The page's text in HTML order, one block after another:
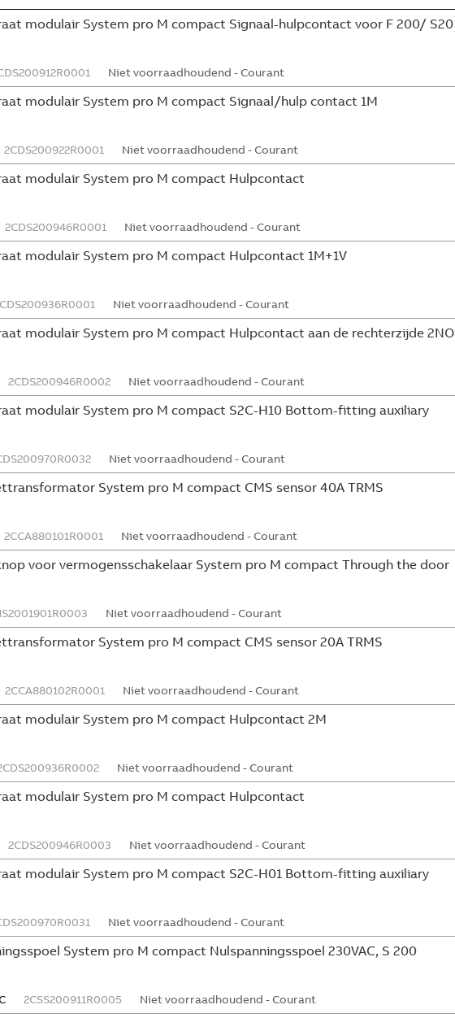
modulair System pro M compact Signaal-hulpcontact voor F 200/ S20
Niet voorraadhoudend - Courant
modulair System pro M compact Signaal/hulp contact 1M
2CDS200922R0001 Niet voorraadhoudend - Courant
modulair System pro M compact Hulpcontact
2CDS200946R0001 Niet voorraadhoudend - Courant
modulair System pro M compact Hulpcontact 1M+1V
Niet voorraadhoudend - Courant
modulair System pro M compact Hulpcontact aan de rechterzijde 2NO
2CDS200946R0002 Niet voorraadhoudend - Courant
modulair System pro M compact S2C-H10 Bottom-fitting auxiliary
Niet voorraadhoudend - Courant
System pro M compact CMS sensor 40A TRMS
2CCA880101R0001 Niet voorraadhoudend - Courant
voor vermogensschakelaar System pro M compact Through the door
Niet voorraadhoudend - Courant
System pro M compact CMS sensor 20A TRMS
2CCA880102R0001 Niet voorraadhoudend - Courant
modulair System pro M compact Hulpcontact 2M
Niet voorraadhoudend - Courant
modulair System pro M compact Hulpcontact
2CDS200946R0003 Niet voorraadhoudend - Courant
modulair System pro M compact S2C-H01 Bottom-fitting auxiliary
Niet voorraadhoudend - Courant
System pro M compact Nulspanningsspoel 230VAC, S 200
2CSS200911R0005 Niet voorraadhoudend - Courant